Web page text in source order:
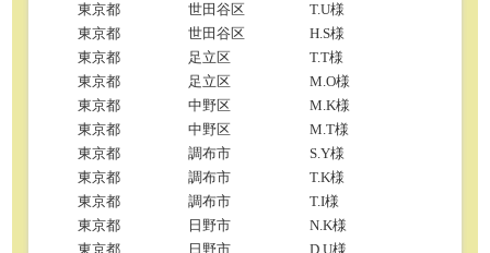
東京都
世田谷区
T.U様
東京都
世田谷区
H.S様
東京都
足立区
T.T様
東京都
足立区
M.O様
東京都
中野区
M.K様
東京都
中野区
M.T様
東京都
調布市
S.Y様
東京都
調布市
T.K様
東京都
調布市
T.I様
東京都
日野市
N.K様
東京都
日野市
D.U様